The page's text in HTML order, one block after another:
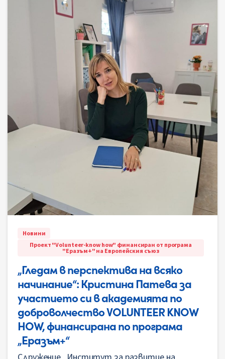
Новини
Проект "Volunteer-know how" финансиран от програма
"Еразъм+" на Европейския съюз
„Гледам в перспектива на всяко
начинание“: Кристина Патева за
участието си в академията по
доброволчество VOLUNTEER KNOW
HOW, финансирана по програма
„Еразъм+“